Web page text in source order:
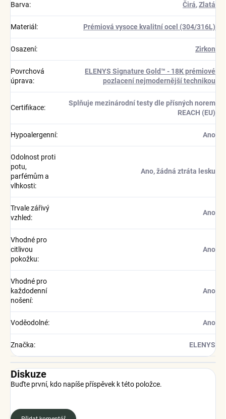
Barva: Čirá,Zlatá
Materiál : Prémiová vysoce kvalitní ocel (304/316L)
Osazení: Zirkon
Povrchová
úprava:
ELENYS Signature Gold™ - 18K prémiové
pozlacení nejmodernější technikou
Certifikace:
Splňuje mezinárodní testy dle přísných norem
REACH (EU)
Hypoalergenní: Ano
Odolnost proti
potu,
parfémům a
vlhkosti:
Ano, žádná ztráta lesku
Trvale zářivý
vzhled:
Ano
Vhodné pro
citlivou
pokožku:
Ano
Vhodné pro
každodenní
nošení:
Ano
Voděodolné: Ano
Značka: ELENYS
Diskuze
Buďte první, kdo napíše příspěvek k této položce.